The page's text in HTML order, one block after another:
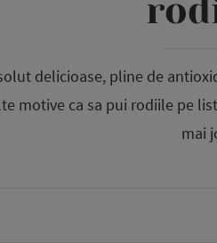
delicioase, pline de
motive ca sa pui rodiile pe
mai